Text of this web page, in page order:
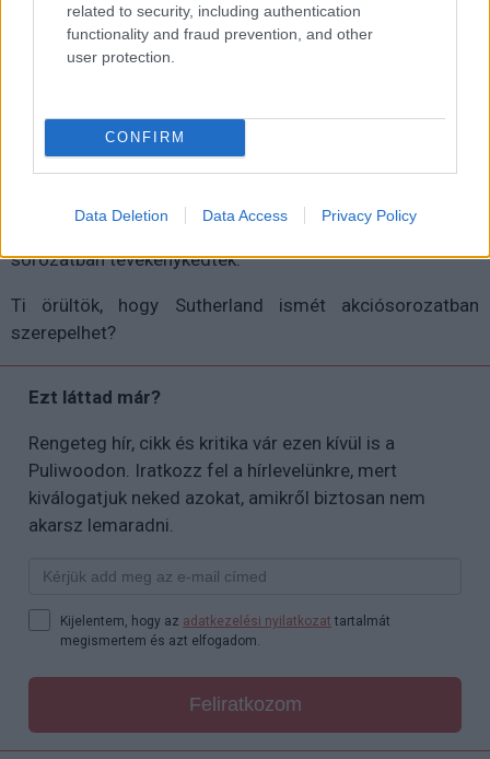
related to security, including authentication
functionality and fraud prevention, and other
user protection.
CONFIRM
Data Deletion Data Access Privacy Policy
A nyolcrészes szériát a CBS Studios fogja legyártani, és
2022 végén. Sutherlanden kívül Charles Dance (Trónok
harca), Meta Golding, Enid Graham, Jason Butler Harner,
Rob Yang és Walt Klink teszik ki a színészi stábot, míg az
író-rendezői feladatokat John Requa és Glenn Ficarra
sorozatban tevékenykedtek.
Ti örültök, hogy Sutherland ismét akciósorozatban
szerepelhet?
Ezt láttad már?
Rengeteg hír, cikk és kritika vár ezen kívül is a
Puliwoodon. Iratkozz fel a hírlevelünkre, mert
kiválogatjuk neked azokat, amikről biztosan nem
akarsz lemaradni.
Kijelentem, hogy az adatkezelési nyilatkozat tartalmát
megismertem és azt elfogadom.
Feliratkozom